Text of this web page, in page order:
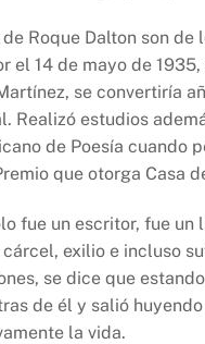
Roque Dalton son
el 14 de mayo de
se convertiría
Realizó estudios
de Poesía cuando
que otorga Casa
fue un escritor, fue
exilio e incluso
se dice que
de él y salió
la vida.